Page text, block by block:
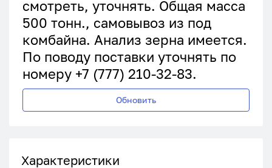
смотреть, уточнять. Общая масса
500 тонн., самовывоз из под
комбайна. Анализ зерна имеется.
По поводу поставки уточнять по
номеру +7 (777) 210-32-83.
Обновить
Характеристики